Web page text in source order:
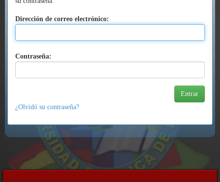
Dirección de correo electrónico:
Contraseña:
¿Olvidó su contraseña?